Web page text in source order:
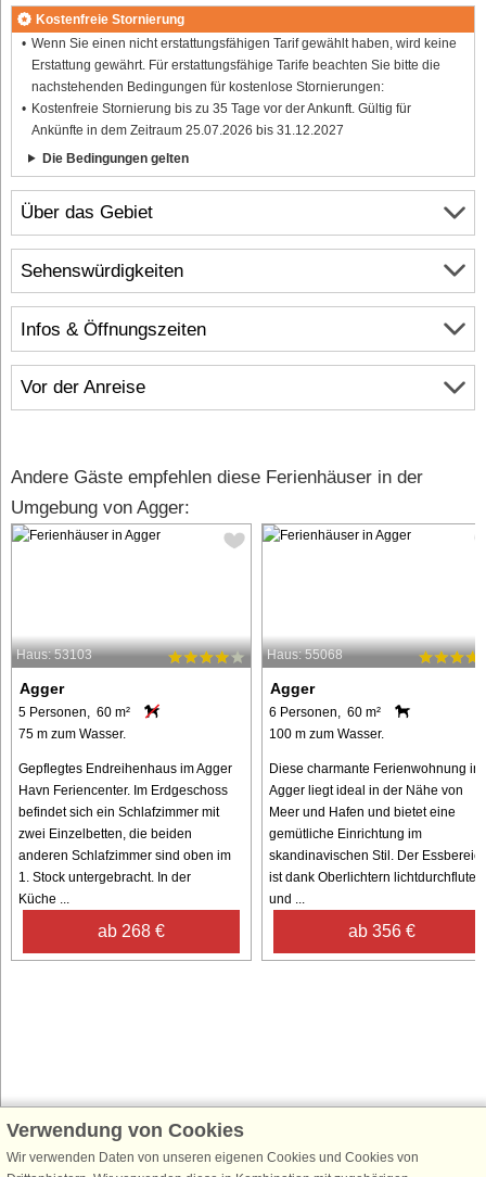
Über das Gebiet
Infos & Öffnungszeiten
Vor der Anreise
Kostenfreie Stornierung
Wenn Sie einen nicht erstattungsfähigen Tarif gewählt haben, wird keine
Erstattung gewährt. Für erstattungsfähige Tarife beachten Sie bitte die
nachstehenden Bedingungen für kostenlose Stornierungen:
Kostenfreie Stornierung bis zu 35 Tage vor der Ankunft. Gültig für
Ankünfte in dem Zeitraum 25.07.2026 bis 31.12.2027
Die Bedingungen gelten
Sehenswürdigkeiten
Andere Gäste empfehlen diese Ferienhäuser in der
Umgebung von Agger:
Haus: 53103
Agger
5 Personen, 60 m²
75 m zum Wasser.
Gepflegtes Endreihenhaus im Agger
Havn Feriencenter. Im Erdgeschoss
befindet sich ein Schlafzimmer mit
zwei Einzelbetten, die beiden
anderen Schlafzimmer sind oben im
1. Stock untergebracht. In der
Küche ...
ab 268 €
Haus: 55068
Agger
6 Personen, 60 m²
100 m zum Wasser.
Diese charmante Ferienwohnung in
Agger liegt ideal in der Nähe von
Meer und Hafen und bietet eine
gemütliche Einrichtung im
skandinavischen Stil. Der
ist dank Oberlichtern lichtdurchflutet
und ...
ab 356 €
Schließen Sie sich 100.000 Ferienhaus-Fans an
Erhalten Sie einen Willkommensgutschein von 25 €für Ihren nächsten
Verwendung von Cookies
Wir verwenden Daten von unseren eigenen Cookies und Cookies von